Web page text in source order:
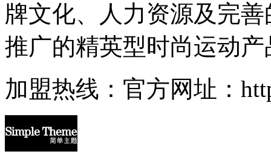
牌文化、人力资源及完
推广的精英型时尚运动
加盟热线：官方网址：